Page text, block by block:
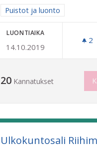
Rajaa tulokset aihepiirin
Puistot ja luonto
LUONTIAIKA
14.10.2019
2
20 Kannatukset
Ulkokuntosali